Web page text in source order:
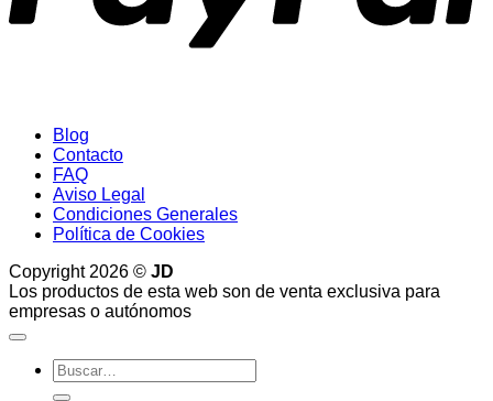
Blog
Contacto
FAQ
Aviso Legal
Condiciones Generales
Política de Cookies
Copyright 2026 © JD
Los productos de esta web son de venta exclusiva para
empresas o autónomos
Buscar
por: